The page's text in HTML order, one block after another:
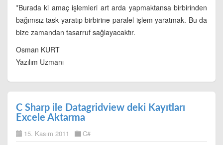
*Burada ki amaç işlemleri art arda yapmaktansa birbirinden
bağımsız task yaratıp birbirine paralel işlem yaratmak. Bu da
bize zamandan tasarruf sağlayacaktır.
Osman KURT
Yazılım Uzmanı
C Sharp ile Datagridview deki Kayıtları
Excele Aktarma
15. Kasım 2011 C#